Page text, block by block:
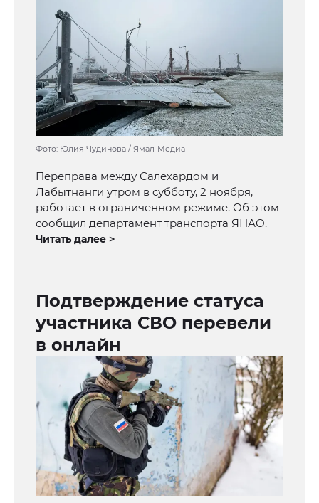
Фото: Юлия Чудинова / Ямал-Медиа
Переправа между Салехардом и
Лабытнанги утром в субботу, 2 ноября,
работает в ограниченном режиме. Об этом
сообщил департамент транспорта ЯНАО.
Читать далее >
Подтверждение статуса
участника СВО перевели
в онлайн